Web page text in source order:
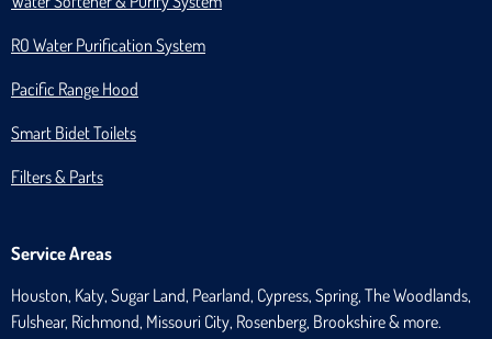
RO Water Purification System
Pacific Range Hood
Smart Bidet Toilets
Filters & Parts
Service Areas
Houston, Katy, Sugar Land, Pearland, Cypress, Spring, The Woodlands,
Fulshear, Richmond, Missouri City, Rosenberg, Brookshire & more.